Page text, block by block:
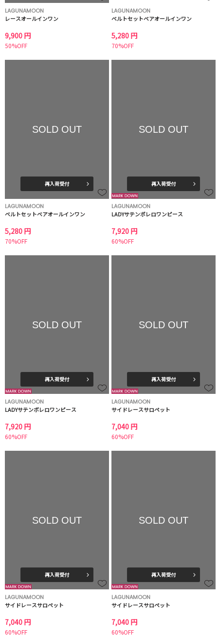
LAGUNAMOON
レースオールインワン
9,900 円
50%OFF
LAGUNAMOON
ベルトセットベアオールインワン
5,280 円
70%OFF
SOLD OUT
再入荷受付
LAGUNAMOON
ベルトセットベアオールインワン
5,280 円
70%OFF
SOLD OUT
再入荷受付
LAGUNAMOON
LADYサテンボレロワンピース
7,920 円
60%OFF
SOLD OUT
再入荷受付
LAGUNAMOON
LADYサテンボレロワンピース
7,920 円
60%OFF
SOLD OUT
再入荷受付
LAGUNAMOON
サイドレースサロペット
7,040 円
60%OFF
SOLD OUT
再入荷受付
LAGUNAMOON
サイドレースサロペット
7,040 円
60%OFF
SOLD OUT
再入荷受付
LAGUNAMOON
サイドレースサロペット
7,040 円
60%OFF